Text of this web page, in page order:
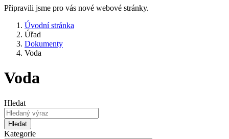
Připravili jsme pro vás nové webové stránky.
Úvodní stránka
Úřad
Dokumenty
Voda
Voda
Hledat
Hledat
Kategorie